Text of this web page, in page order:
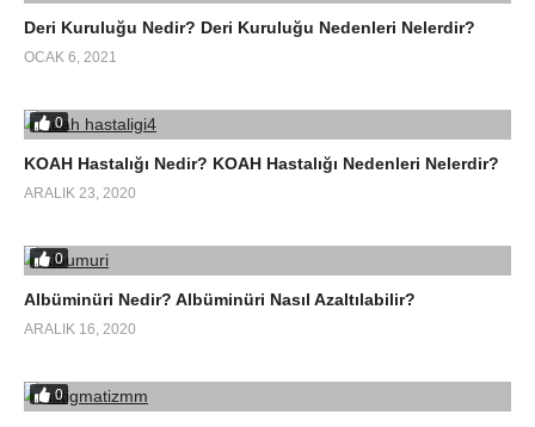
Deri Kuruluğu Nedir? Deri Kuruluğu Nedenleri Nelerdir?
OCAK 6, 2021
0
KOAH Hastalığı Nedir? KOAH Hastalığı Nedenleri Nelerdir?
ARALIK 23, 2020
0
Albüminüri Nedir? Albüminüri Nasıl Azaltılabilir?
ARALIK 16, 2020
0